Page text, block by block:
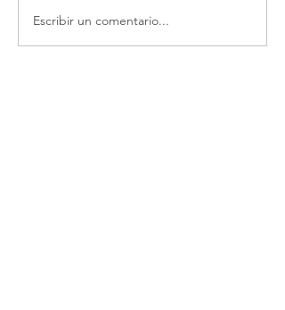
Escribir un comentario...